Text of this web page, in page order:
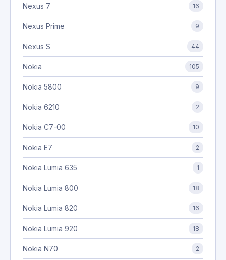
Nexus 7 16
Nexus Prime 9
Nexus S 44
Nokia 105
Nokia 5800 9
Nokia 6210 2
Nokia C7-00 10
Nokia E7 2
Nokia Lumia 635 1
Nokia Lumia 800 18
Nokia Lumia 820 16
Nokia Lumia 920 18
Nokia N70 2